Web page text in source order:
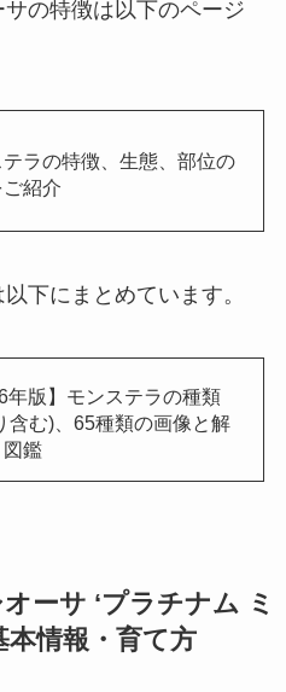
の特徴は以下のページ
ラの特徴、生態、部位の
紹介
下にまとめています。
年版】モンステラの種類
含む)、65種類の画像と解
鑑
ーサ ‘プラチナム ミ
本情報・育て方